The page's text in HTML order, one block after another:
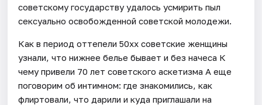
советскому государству удалось усмирить пыл
сексуально освобожденной советской молодежи.
Как в период оттепели 50хх советские женщины
узнали, что нижнее белье бывает и без начеса К
чему привели 70 лет советского аскетизма А еще
поговорим об интимном: где знакомились, как
флиртовали, что дарили и куда приглашали на